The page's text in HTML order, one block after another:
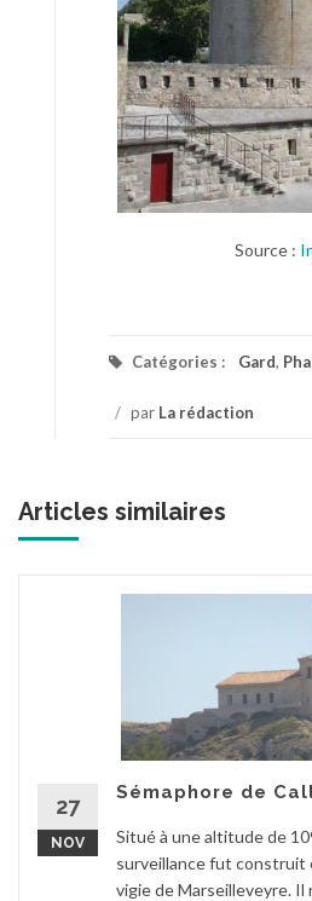
Source :
Catégories : Gard,
/ par La rédaction
Articles similaires
27
NOV
Sémaphore de
Situé à une altitude de
surveillance fut construit
vigie de Marseilleveyre. Il